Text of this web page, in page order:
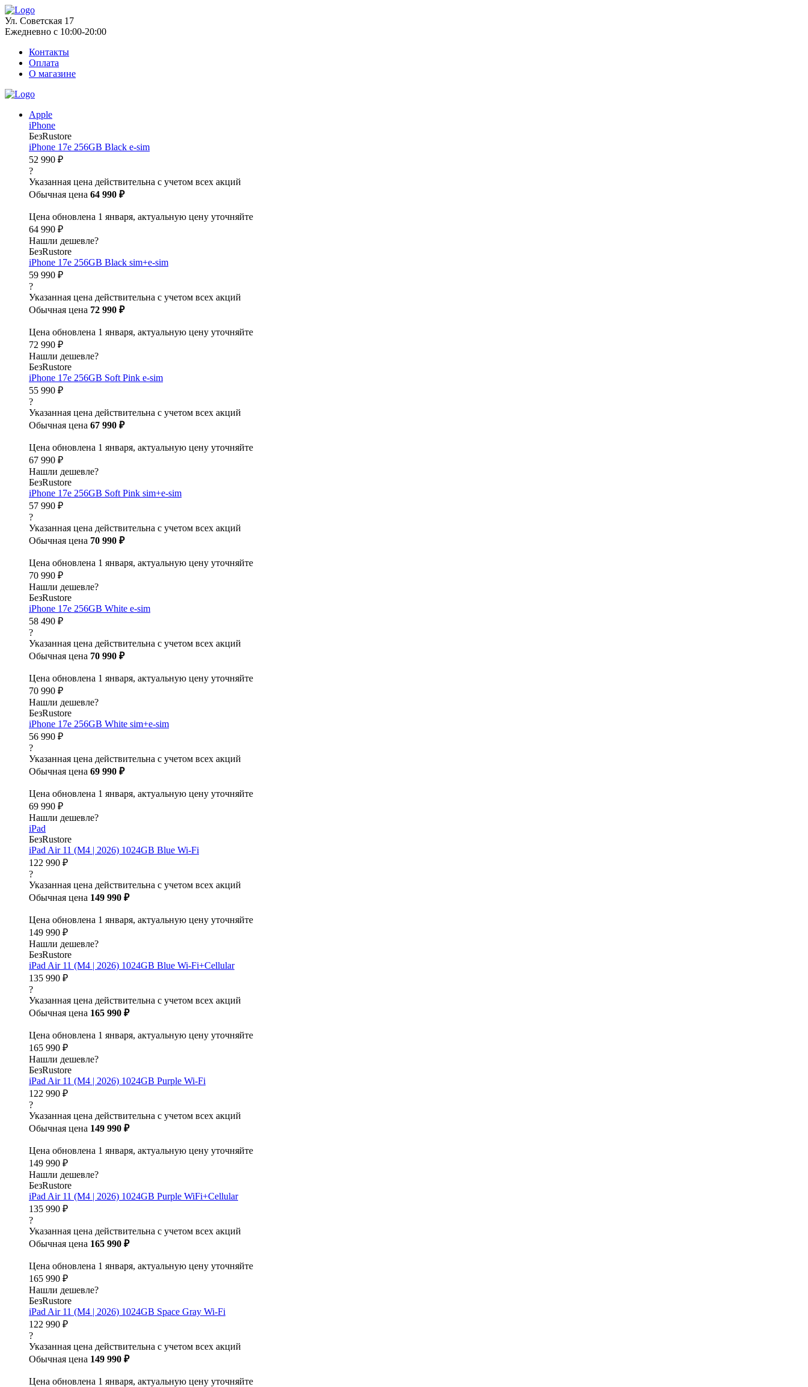
Ул. Советская 17
Ежедневно с 10:00-20:00
Контакты
Оплата
О магазине
Apple
iPhone
БезRustore
iPhone 17e 256GB Black e-sim
52 990 ₽
?
Указанная цена действительна с учетом всех акций
Обычная цена 64 990 ₽
Цена обновлена 1 января, актуальную цену уточняйте
64 990 ₽
Нашли дешевле?
БезRustore
iPhone 17e 256GB Black sim+e-sim
59 990 ₽
?
Указанная цена действительна с учетом всех акций
Обычная цена 72 990 ₽
Цена обновлена 1 января, актуальную цену уточняйте
72 990 ₽
Нашли дешевле?
БезRustore
iPhone 17e 256GB Soft Pink e-sim
55 990 ₽
?
Указанная цена действительна с учетом всех акций
Обычная цена 67 990 ₽
Цена обновлена 1 января, актуальную цену уточняйте
67 990 ₽
Нашли дешевле?
БезRustore
iPhone 17e 256GB Soft Pink sim+e-sim
57 990 ₽
?
Указанная цена действительна с учетом всех акций
Обычная цена 70 990 ₽
Цена обновлена 1 января, актуальную цену уточняйте
70 990 ₽
Нашли дешевле?
БезRustore
iPhone 17e 256GB White e-sim
58 490 ₽
?
Указанная цена действительна с учетом всех акций
Обычная цена 70 990 ₽
Цена обновлена 1 января, актуальную цену уточняйте
70 990 ₽
Нашли дешевле?
БезRustore
iPhone 17e 256GB White sim+e-sim
56 990 ₽
?
Указанная цена действительна с учетом всех акций
Обычная цена 69 990 ₽
Цена обновлена 1 января, актуальную цену уточняйте
69 990 ₽
Нашли дешевле?
iPad
БезRustore
iPad Air 11 (M4 | 2026) 1024GB Blue Wi-Fi
122 990 ₽
?
Указанная цена действительна с учетом всех акций
Обычная цена 149 990 ₽
Цена обновлена 1 января, актуальную цену уточняйте
149 990 ₽
Нашли дешевле?
БезRustore
iPad Air 11 (M4 | 2026) 1024GB Blue Wi-Fi+Cellular
135 990 ₽
?
Указанная цена действительна с учетом всех акций
Обычная цена 165 990 ₽
Цена обновлена 1 января, актуальную цену уточняйте
165 990 ₽
Нашли дешевле?
БезRustore
iPad Air 11 (M4 | 2026) 1024GB Purple Wi-Fi
122 990 ₽
?
Указанная цена действительна с учетом всех акций
Обычная цена 149 990 ₽
Цена обновлена 1 января, актуальную цену уточняйте
149 990 ₽
Нашли дешевле?
БезRustore
iPad Air 11 (M4 | 2026) 1024GB Purple WiFi+Cellular
135 990 ₽
?
Указанная цена действительна с учетом всех акций
Обычная цена 165 990 ₽
Цена обновлена 1 января, актуальную цену уточняйте
165 990 ₽
Нашли дешевле?
БезRustore
iPad Air 11 (M4 | 2026) 1024GB Space Gray Wi-Fi
122 990 ₽
?
Указанная цена действительна с учетом всех акций
Обычная цена 149 990 ₽
Цена обновлена 1 января, актуальную цену уточняйте